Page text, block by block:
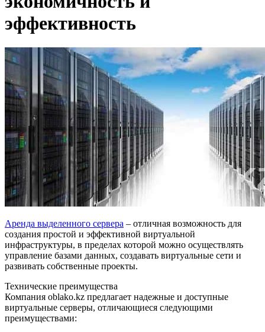
эффективность
Аренда выделенного сервера – отличная возможность для
создания простой и эффективной виртуальной
инфраструктуры, в пределах которой можно осуществлять
управление базами данных, создавать виртуальные сети и
развивать собственные проекты.
Технические преимущества
Компания oblako.kz предлагает надежные и доступные
виртуальные серверы, отличающиеся следующими
преимуществами: